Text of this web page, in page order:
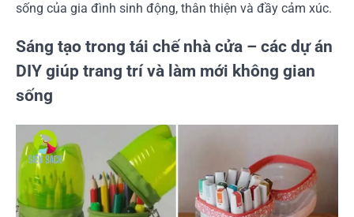
sống của gia đình sinh động, thân thiện và đầy cảm xúc.
Sáng tạo trong tái chế nhà cửa – các dự án
DIY giúp trang trí và làm mới không gian
sống